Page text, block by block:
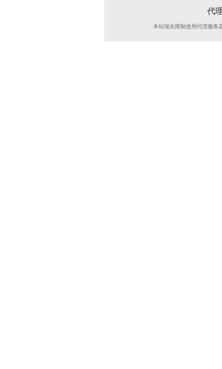
代
本站现在限制使用代理服务